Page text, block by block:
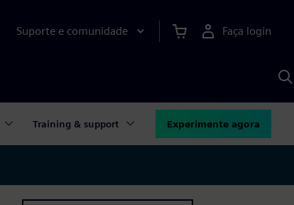
Suporte e comunidade Faça login
Training & support Experimente agora